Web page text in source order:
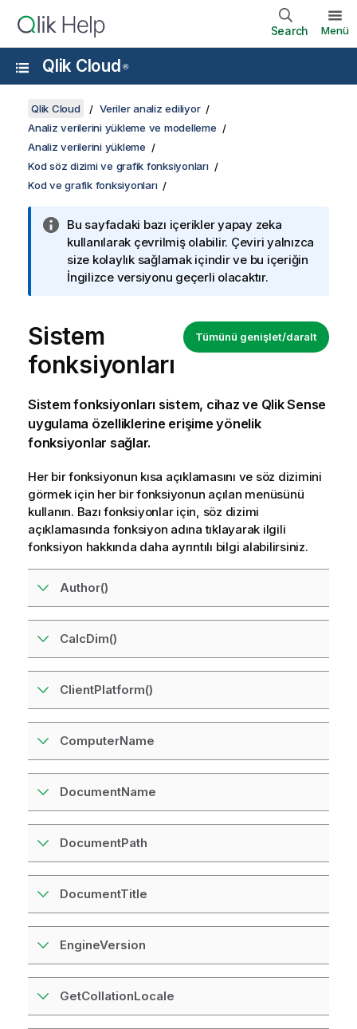
Search Menü
Qlik Cloud ®
Qlik Cloud
Veriler analiz ediliyor
Analiz verilerini yükleme ve modelleme
Analiz verilerini yükleme
Kod söz dizimi ve grafik fonksiyonları
Kod ve grafik fonksiyonları
Bu sayfadaki bazı içerikler yapay zeka
kullanılarak çevrilmiş olabilir. Çeviri yalnızca
size kolaylık sağlamak içindir ve bu içeriğin
İngilizce versiyonu geçerli olacaktır.
Tümünü genişlet/daralt
Sistem
fonksiyonları
Sistem fonksiyonları sistem, cihaz ve Qlik Sense
uygulama özelliklerineerişime yönelik
fonksiyonlar sağlar.
Her bir fonksiyonun kısa açıklamasını ve söz dizimini
görmek için her bir fonksiyonun açılan menüsünü
kullanın. Bazı fonksiyonlar için, söz dizimi
açıklamasında fonksiyon adına tıklayarak ilgili
fonksiyon hakkında daha ayrıntılı bilgi alabilirsiniz.
Author()
CalcDim()
ClientPlatform()
ComputerName
DocumentName
DocumentPath
DocumentTitle
EngineVersion
GetCollationLocale